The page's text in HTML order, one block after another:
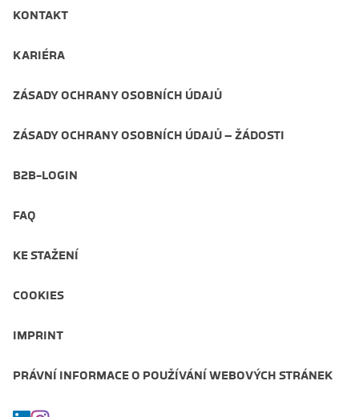
KONTAKT
KARIÉRA
ZÁSADY OCHRANY OSOBNÍCH ÚDAJŮ
ZÁSADY OCHRANY OSOBNÍCH ÚDAJŮ – ŽÁDOSTI
B2B-LOGIN
FAQ
KE STAŽENÍ
COOKIES
IMPRINT
PRÁVNÍ INFORMACE O POUŽÍVÁNÍ WEBOVÝCH STRÁNEK